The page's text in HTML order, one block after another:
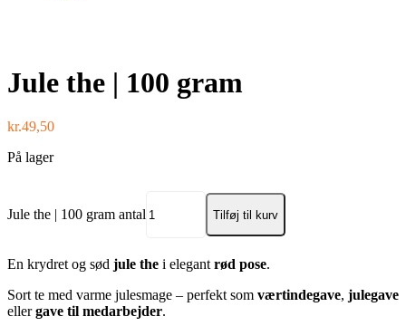
Jule the | 100 gram
kr.49,50
På lager
Jule the | 100 gram antal Tilføj til kurv
En krydret og sød jule the i elegant rød pose.
Sort te med varme julesmage – perfekt som værtindegave, julegave
ellergave til medarbejder.